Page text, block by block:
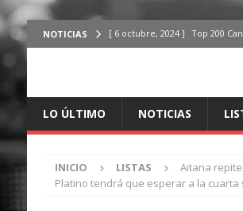
NOTICIAS [ 6 octubre, 2024 ] Top 200
ÚLTIMO
ÚLTIMO
LO ÚLTIMO NOTICIAS
INICIO LISTAS
Aitana
Platino tendrá que esperar a la cuarta